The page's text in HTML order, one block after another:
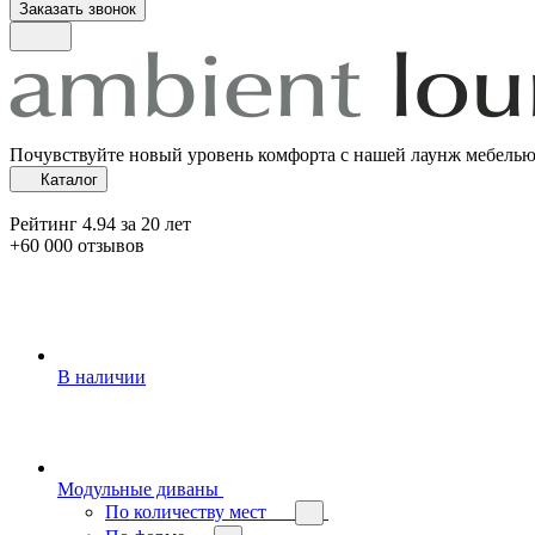
Заказать звонок
Почувствуйте новый уровень комфорта с нашей лаунж мебелью
Каталог
Рейтинг 4.94 за 20 лет
+60 000 отзывов
В наличии
Модульные диваны
По количеству мест